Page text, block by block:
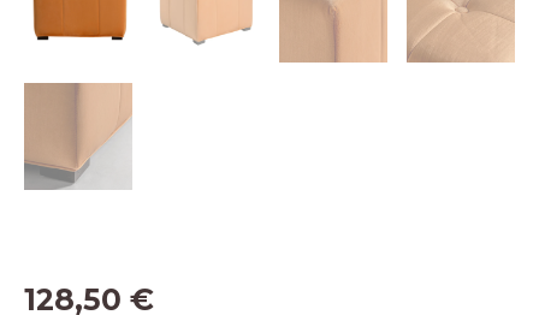
128,50 €